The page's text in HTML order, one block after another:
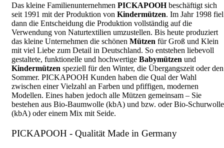
Das kleine Familienunternehmen PICKAPOOHbeschäftigt sich
seit 1991 mit der Produktion von Kindermützen. Im Jahr 1998 fiel
dann die Entscheidung die Produktion vollständig auf die
Verwendung von Naturtextilien umzustellen. Bis heute produziert
das kleine Unternehmen die schönen Mützen für Groß und Klein
mit viel Liebe zum Detail in Deutschland. So entstehen liebevoll
gestaltete, funktionelle und hochwertige Babymützen und
Kindermützen speziell für den Winter, die Übergangszeit oder den
Sommer. PICKAPOOH Kunden haben die Qual der Wahl
zwischen einer Vielzahl an Farben und pfiffigen, modernen
Modellen. Eines haben jedoch alle Mützen gemeinsam – Sie
bestehen aus Bio-Baumwolle (kbA) und bzw. oder Bio-Schurwolle
(kbA) oder einem Mix mit Seide.
PICKAPOOH - Qualität Made in Germany